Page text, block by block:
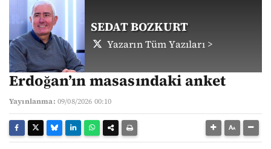
SEDAT BOZKURT
Yazarın Tüm Yazıları >
Erdoğan’ın masasındaki anket
Yayınlanma: 09/08/2026 00:10